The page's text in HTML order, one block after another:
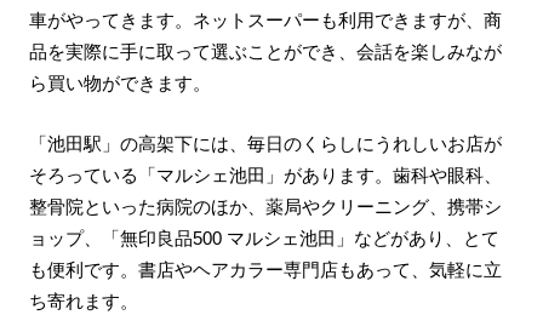
車がやってきます。ネットスーパーも利用できますが、商
品を実際に手に取って選ぶことができ、会話を楽しみなが
ら買い物ができます。
「池田駅」の高架下には、毎日のくらしにうれしいお店が
そろっている「マルシェ池田」があります。歯科や眼科、
整骨院といった病院のほか、薬局やクリーニング、携帯シ
ョップ、「無印良品500 マルシェ池田」などがあり、とて
も便利です。書店やヘアカラー専門店もあって、気軽に立
ち寄れます。